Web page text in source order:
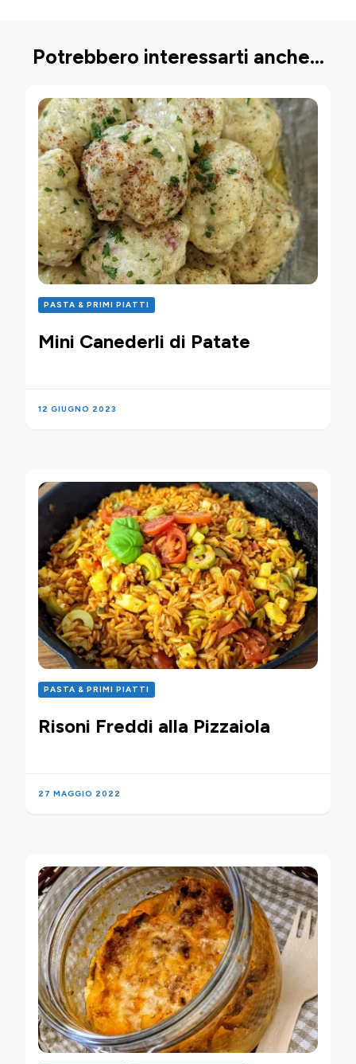
Potrebbero interessarti anche...
PASTA & PRIMI PIATTI
Mini Canederli di Patate
12 GIUGNO 2023
PASTA & PRIMI PIATTI
Risoni Freddi alla Pizzaiola
27 MAGGIO 2022